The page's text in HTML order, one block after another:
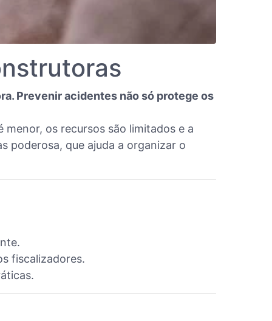
Prevenir acidentes não só protege os
os recursos são limitados e a
poderosa, que ajuda a organizar o
fiscalizadores.